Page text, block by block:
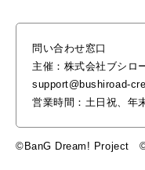
問い合わせ窓口
主催：株式会社ブシロ
support@bushiroad-
営業時間：土日祝、年
©BanG Dream! Project